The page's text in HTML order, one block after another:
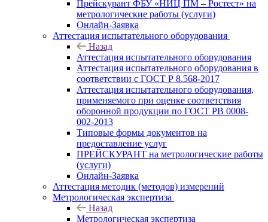
Прейскурант ФБУ «НИЦ ПМ – Ростест» на
метрологические работы (услуги)
Онлайн-Заявка
Аттестация испытательного оборудования
Назад
Аттестация испытательного оборудования
Аттестация испытательного оборудования в
соответствии с ГОСТ Р 8.568-2017
Аттестация испытательного оборудования,
применяемого при оценке соответствия
оборонной продукции по ГОСТ РВ 0008-
002-2013
Типовые формы документов на
предоставление услуг
ПРЕЙСКУРАНТ на метрологические работы
(услуги)
Онлайн-Заявка
Аттестация методик (методов) измерений
Метрологическая экспертиза
Назад
Метрологическая экспертиза